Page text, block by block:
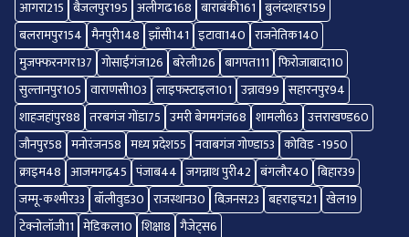
आगरा215 बैजलपुर195 अलीगढ168 बाराबंकी161 बुलंदशहर159
बलरामपुर154 मैनपुरी148 झाँसी141 इटावा140 राजनेतिक140
मुजफ्फरनगर137 गोसाईंगंज126 बरेली126 बागपत111 फिरोजाबाद110
सुल्तानपुर105 वाराणसी103 लाइफस्टाइल101 उन्नाव99 सहारनपुर94
शाहजहांपुर88 तरबगंज गोंडा75 उमरी बेगमगंज68 शामली63 उत्तराखण्ड60
जौनपुर58 मनोरंजन58 मध्य प्रदेश55 नवाबगंज गोण्डा53 कोविड -1950
क्राइम48 आजमगढ़45 पंजाब44 जगन्नाथ पुरी42 बंगलौर40 बिहार39
जम्मू-कश्मीर33 बॉलीवुड30 राजस्थान30 बिज़नस23 बहराइच21 खेल19
टेक्नोलॉजी11 मेडिकल10 शिक्षा8 गैजेट्स6